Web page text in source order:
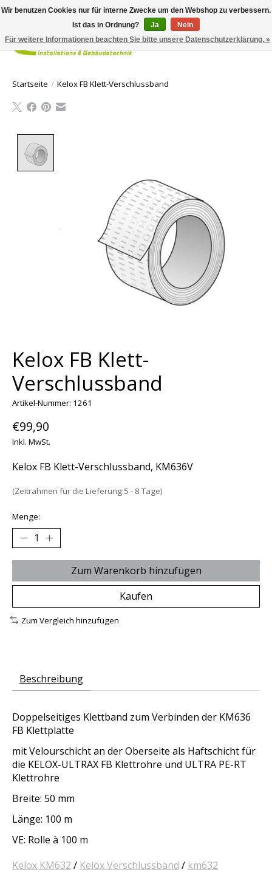
Ihr
Startseite / Kelox FB Klett-Verschlussband
Kelox FB Klett-
Verschlussband
Artikel-Nummer: 1261
€99,90
Inkl. MwSt.
Kelox FB Klett-Verschlussband, KM636V
(Zeitrahmen für die Lieferung:5 - 8 Tage)
Menge:
Zum Warenkorb hinzufügen
Kaufen
Zum Vergleich hinzufügen
Beschreibung
Doppelseitiges Klettband zum Verbinden der KM636
FB Klettplatte
mit Velourschicht an der Oberseite als Haftschicht für
die KELOX-ULTRAX FB Klettrohre und ULTRA PE-RT
Klettrohre
Breite: 50 mm
Länge: 100 m
VE: Rolle à 100 m
Kelox KM632 / Kelox Verschlussband / km632
Wir benutzen Cookies nur für interne Zwecke um den Webshop zu verbessern.
Ist das in Ordnung?
Ja
Nein
Für weitere Informationen beachten Sie bitte unsere Datenschutzerklärung. »